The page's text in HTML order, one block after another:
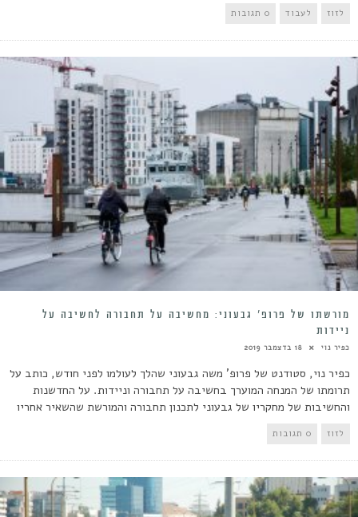
לזוז לעבוד 0 תגובות
מורשתו של פרופ’ גבעוני: מחשיבה על תחבורה לחשיבה על
ניידות
כפיר נוי 18 בדצמבר 2019
כפיר נוי, סטודנט של פרופ' משה גבעוני שהלך לעולמו לפני חודש, כותב על
תרומתו של המנחה המוערך בחשיבה על תחבורה וניידות. על החדשנות
והחשיבות של מחקריו של גבעוני לתכנון תחבורה והמורשת שהשאיר אחריו
לזוז 0 תגובות